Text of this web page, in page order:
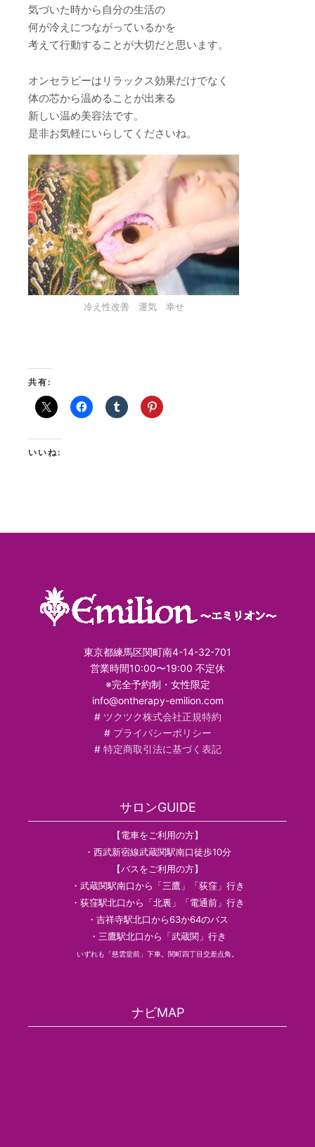
気づいた時から自分の生活の
何が冷えにつながっているかを
考えて行動することが大切だと思います。
オンセラピーはリラックス効果だけでなく
体の芯から温めることが出来る
新しい温め美容法です。
是非お気軽にいらしてくださいね。
冷え性改善 運気 幸せ
共有:
いいね:
東京都練馬区関町南4-14-32-701
営業時間10:00〜19:00 不定休
※完全予約制・女性限定
info@ontherapy-emilion.com
# ツクツク株式会社正規特約
# プライバシーポリシー
# 特定商取引法に基づく表記
サロンGUIDE
【電車をご利用の方】
・西武新宿線武蔵関駅南口徒歩10分
【バスをご利用の方】
・武蔵関駅南口から「三鷹」「荻窪」行き
・荻窪駅北口から「北裏」「電通前」行き
・吉祥寺駅北口から63か64のバス
・三鷹駅北口から「武蔵関」行き
いずれも「慈雲堂前」下車。関町四丁目交差点角。
ナビMAP